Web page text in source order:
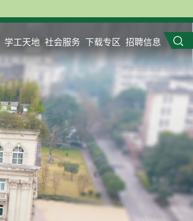
学工天地 社会服务 下载专区 招聘信息